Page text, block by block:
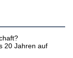
20 Jahren auf